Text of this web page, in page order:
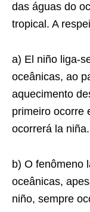
das águas do
tropical. A
a) El niño liga-
oceânicas, ao
aquecimento
primeiro ocorre
ocorrerá la niña.
b) O fenômeno
oceânicas,
niño, sempre